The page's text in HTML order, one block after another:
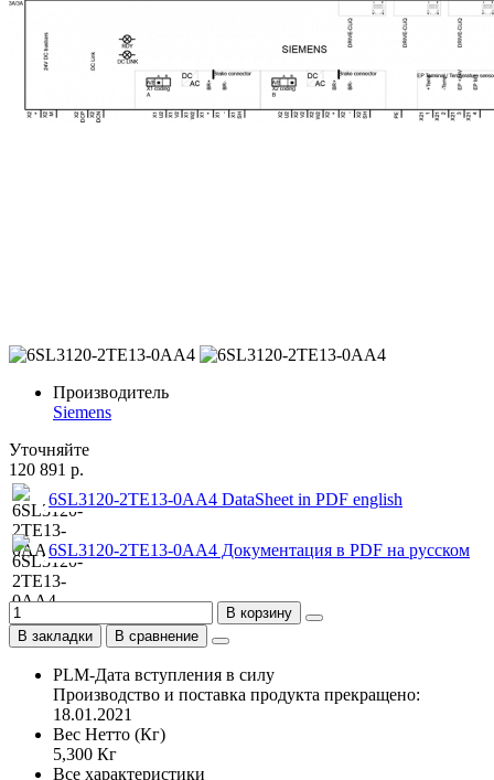
Производитель
Siemens
Уточняйте
120 891 р.
6SL3120-2TE13-0AA4 DataSheet in PDF english
6SL3120-2TE13-0AA4 Документация в PDF на русском
В корзину
В закладки
В сравнение
PLM-Дата вступления в силу
Производство и поставка продукта прекращено:
18.01.2021
Вес Нетто (Кг)
5,300 Кг
Все характеристики